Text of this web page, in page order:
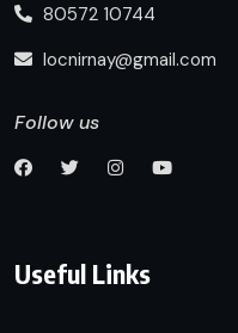
80572 10744
locnirnay@gmail.com
Follow us
Useful Links